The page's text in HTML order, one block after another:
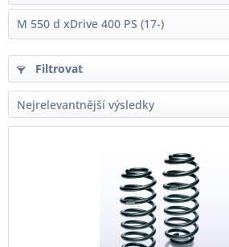
M 550 d xDrive 400 PS (17-)
Filtrovat